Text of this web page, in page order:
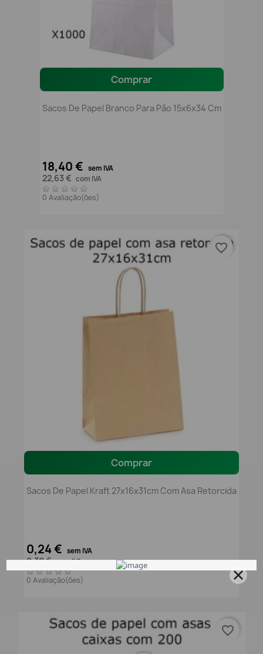
Comprar
Sacos De Papel Branco Para Pão 15x6x34 Cm
18,40 € sem IVA
22,63 € com IVA
0 Avaliação(ões)
Comprar
Sacos De Papel Kraft 27x16x31cm Com Asa Retorcida
0,24 € sem IVA
0,30 € com IVA
0 Avaliação(ões)
favorite_border
favorite_border